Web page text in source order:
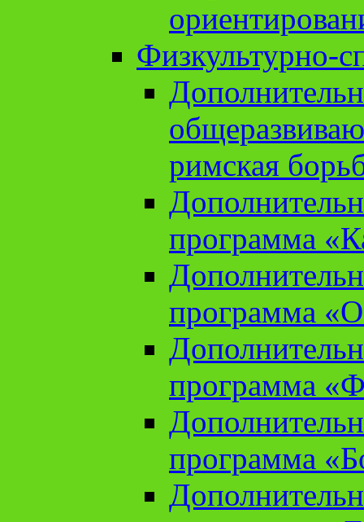
Физкультурно-
римская
программа
программа
программа
программа